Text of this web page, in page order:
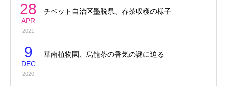
28
APR
2021
チベット自治区墨脱県、春茶収穫の様子
9
DEC
2020
華南植物園、烏龍茶の香気の謎に迫る